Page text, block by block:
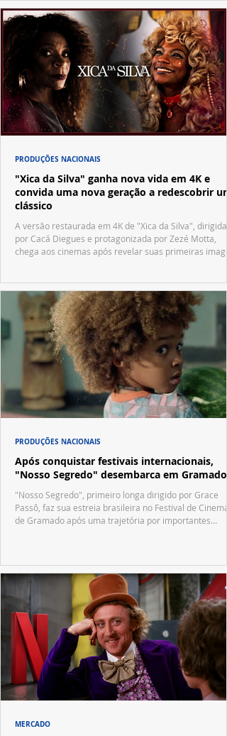
"Xica da Silva" ganha nova vida em 4K e
convida uma nova geração a redescobrir um
clássico
A versão restaurada em 4K de "Xica da Silva", dirigida
por Cacá Diegues e protagonizada por Zezé Motta,
chega aos cinemas após revelar suas primeiras
PRODUÇÕES NACIONAIS
Após conquistar festivais internacionais,
"Nosso Segredo" desembarca em Gramado
"Nosso Segredo", primeiro longa dirigido por Grace
Passô, faz sua estreia brasileira no Festival de Cinema
de Gramado após uma trajetória por importantes
PRODUÇÕES NACIONAIS
MERCADO